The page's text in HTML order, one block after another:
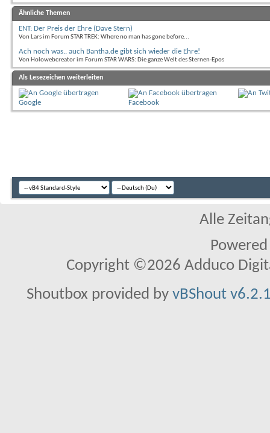
Ähnliche Themen
ENT: Der Preis der Ehre (Dave Stern)
Von Lars im Forum STAR TREK: Where no man has gone before...
Ach noch was.. auch Bantha.de gibt sich wieder die Ehre!
Von Holowebcreator im Forum STAR WARS: Die ganze Welt des Sternen-Epos
Als Lesezeichen weiterleiten
Google Facebook
Alle
Copyright ©2026 Adduco
Shoutbox provided by vBShout